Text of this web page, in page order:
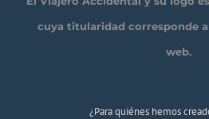
cuya titularidad corresponde
web.
¿Para quiénes hemos